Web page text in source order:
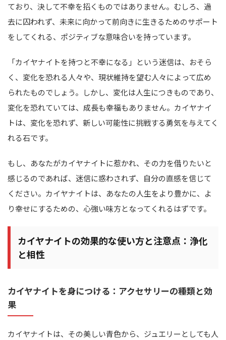
ており、決して不幸を招くものではありません。むしろ、過
去に囚われず、未来に向かって前向きに生きるためのサポート
をしてくれる、ポジティブな意味合いを持っています。
「カイヤナイトを持つと不幸になる」という迷信は、おそら
く、変化を恐れる人々や、現状維持を望む人々によって広め
られたものでしょう。しかし、変化は人生につきものであり、
変化を恐れていては、成長も幸福もありません。カイヤナイ
トは、変化を恐れず、新しい可能性に挑戦する勇気を与えてく
れる石です。
もし、あなたがカイヤナイトに惹かれ、その力を借りたいと
感じるのであれば、迷信に惑わされず、自分の直感を信じて
ください。カイヤナイトは、あなたの人生をより豊かに、よ
り幸せにするための、心強い味方となってくれるはずです。
カイヤナイトの効果的な使い方と注意点：浄化
と相性
カイヤナイトを身につける：アクセサリーの種類と効
果
カイヤナイトは、その美しい青色から、ジュエリーとしても人